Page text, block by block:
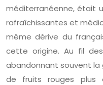
méditerranéenne, était
rafraîchissantes et
même dérive du
cette origine. Au fil
abandonnant souvent
de fruits rouges plus